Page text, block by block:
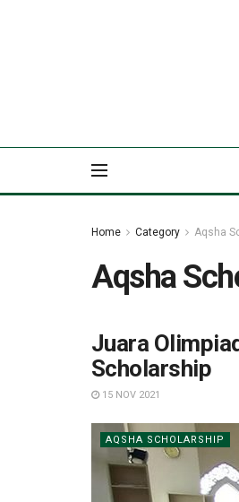
Home Category Aqsha
Aqsha
Juara
Scholarship
15 NOV 2021
AQSHA SCHOLARSHIP